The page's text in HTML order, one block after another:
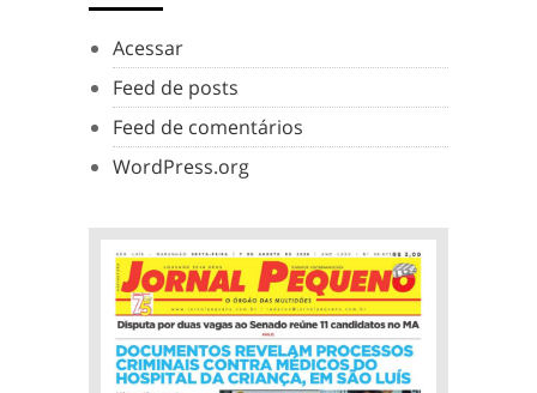
Acessar
Feed de posts
Feed de comentários
WordPress.org